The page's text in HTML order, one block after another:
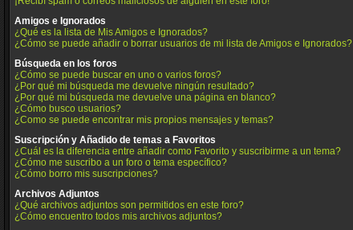
Amigos e Ignorados
¿Qué es la lista de Mis Amigos e Ignorados?
¿Cómo se puede añadir o borrar usuarios de mi lista de Amigos e Ignorados?
Búsqueda en los foros
¿Cómo se puede buscar en uno o varios foros?
¿Por qué mi búsqueda me devuelve ningún resultado?
¿Por qué mi búsqueda me devuelve una página en blanco?
¿Cómo busco usuarios?
¿Como se puede encontrar mis propios mensajes y temas?
Suscripción y Añadido de temas a Favoritos
¿Cuál es la diferencia entre añadir como Favorito y suscribirme a un tema?
¿Cómo me suscribo a un foro o tema específico?
¿Cómo borro mis suscripciones?
Archivos Adjuntos
¿Qué archivos adjuntos son permitidos en este foro?
¿Cómo encuentro todos mis archivos adjuntos?